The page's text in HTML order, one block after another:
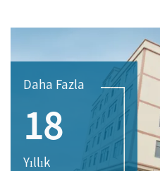
Daha Fazla
18
Yıllık